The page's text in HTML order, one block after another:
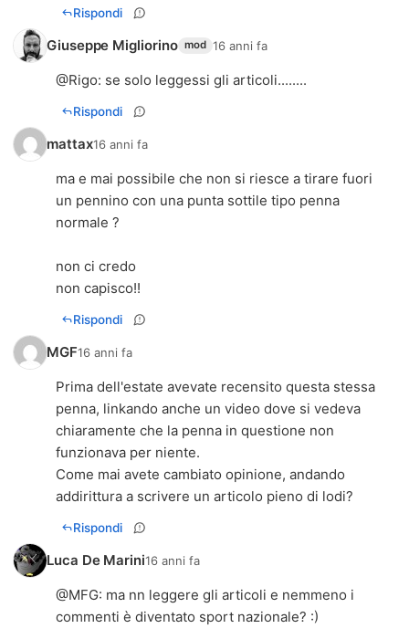
Rispondi
Giuseppe Migliorino mod 16 anni fa
@Rigo: se solo leggessi gli articoli........
Rispondi
mattax16 anni fa
ma e mai possibile che non si riesce a tirare fuori
un pennino con una punta sottile tipo penna
normale ?
non ci credo
non capisco!!
Rispondi
MGF16 anni fa
Prima dell'estate avevate recensito questa stessa
penna, linkando anche un video dove si vedeva
chiaramente che la penna in questione non
funzionava per niente.
Come mai avete cambiato opinione, andando
addirittura a scrivere un articolo pieno di lodi?
Rispondi
Luca De Marini16 anni fa
@MFG: ma nn leggere gli articoli e nemmeno i
commenti è diventato sport nazionale? :)